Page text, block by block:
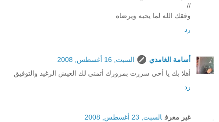
//
وفقك الله لما يحبه ويرضاه
رد
أسامة الغامدي
السبت, 16 أغسطس, 2008
أهلا بك يا أخي سررت بمرورك أتمنى لك العيش الرغيد والتوفيق
رد
غير معرف السبت, 23 أغسطس, 2008